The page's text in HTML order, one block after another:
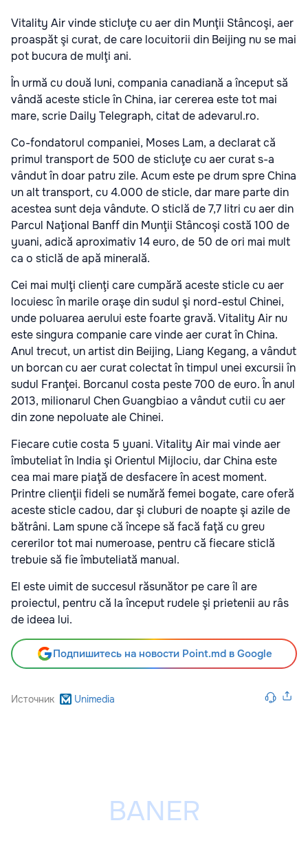
Vitality Air vinde sticluţe cu aer din Munţii Stâncoşi, aer
proaspăt şi curat, de care locuitorii din Beijing nu se mai
pot bucura de mulţi ani.
În urmă cu două luni, compania canadiană a început să
vândă aceste sticle în China, iar cererea este tot mai
mare, scrie Daily Telegraph, citat de adevarul.ro.
Co-fondatorul companiei, Moses Lam, a declarat că
primul transport de 500 de sticluţe cu aer curat s-a
vândut în doar patru zile. Acum este pe drum spre China
un alt transport, cu 4.000 de sticle, dar mare parte din
acestea sunt deja vândute. O sticlă de 7,7 litri cu aer din
Parcul Naţional Banff din Munţii Stâncoşi costă 100 de
yuani, adică aproximativ 14 euro, de 50 de ori mai mult
ca o sticlă de apă minerală.
Cei mai mulţi clienţi care cumpără aceste sticle cu aer
locuiesc în marile oraşe din sudul şi nord-estul Chinei,
unde poluarea aerului este foarte gravă. Vitality Air nu
este singura companie care vinde aer curat în China.
Anul trecut, un artist din Beijing, Liang Kegang, a vândut
un borcan cu aer curat colectat în timpul unei excursii în
sudul Franţei. Borcanul costa peste 700 de euro. În anul
2013, milionarul Chen Guangbiao a vândut cutii cu aer
din zone nepoluate ale Chinei.
Fiecare cutie costa 5 yuani. Vitality Air mai vinde aer
îmbuteliat în India şi Orientul Mijlociu, dar China este
cea mai mare piaţă de desfacere în acest moment.
Printre clienţii fideli se numără femei bogate, care oferă
aceste sticle cadou, dar şi cluburi de noapte şi azile de
bătrâni. Lam spune că începe să facă faţă cu greu
cererilor tot mai numeroase, pentru că fiecare sticlă
trebuie să fie îmbuteliată manual.
El este uimit de succesul răsunător pe care îl are
proiectul, pentru că la început rudele şi prietenii au râs
de ideea lui.
Подпишитесь на новости Point.md в Google
Источник Unimedia